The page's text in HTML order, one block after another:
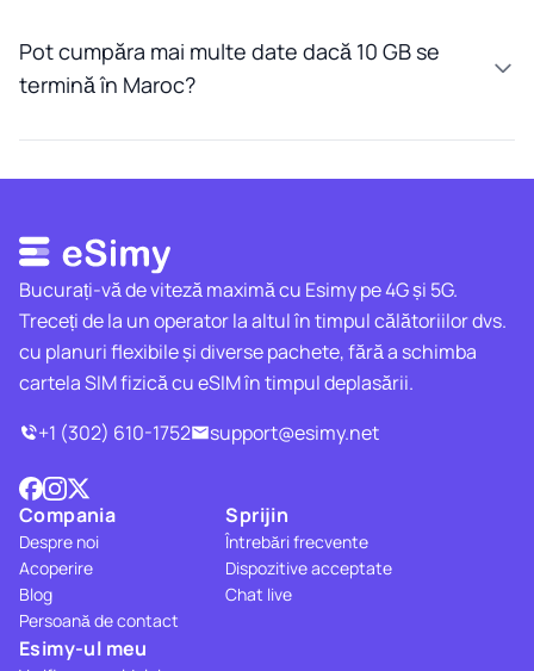
Pot cumpăra mai multe date dacă 10 GB se
termină în Maroc?
Bucurați-vă de viteză maximă cu Esimy pe 4G și 5G.
Treceți de la un operator la altul în timpul călătoriilor dvs.
cu planuri flexibile și diverse pachete, fără a schimba
cartela SIM fizică cu eSIM în timpul deplasării.
+1 (302) 610-1752
support@esimy.net
Compania
Despre noi
Acoperire
Blog
Persoană de contact
Sprijin
Întrebări frecvente
Dispozitive acceptate
Chat live
Esimy-ul meu